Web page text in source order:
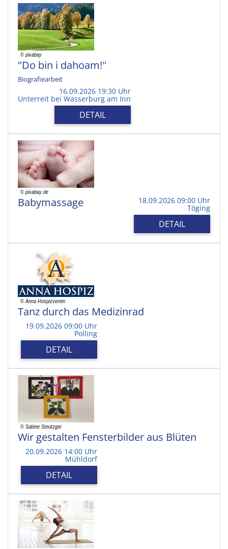
"Do bin i dahoam!"
Biografiearbeit
16.09.2026 19:30 Uhr
Unterreit bei Wasserburg am Inn
DETAIL
Babymassage 18.09.2026 09:00 Uhr
Töging
DETAIL
Tanz durch das Medizinrad
19.09.2026 09:00 Uhr
Polling
DETAIL
Wir gestalten Fensterbilder aus Blüten
20.09.2026 14:00 Uhr
Mühldorf
DETAIL